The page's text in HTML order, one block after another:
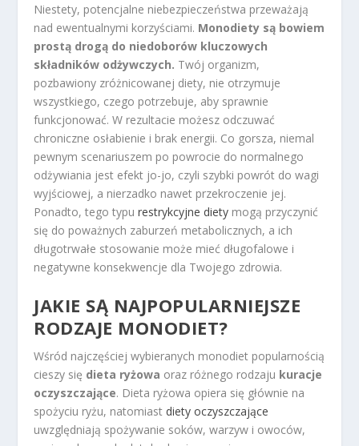
Niestety, potencjalne niebezpieczeństwa przeważają
nad ewentualnymi korzyściami. Monodiety są bowiem
prostą drogą do niedoborów kluczowych
składników odżywczych. Twój organizm,
pozbawiony zróżnicowanej diety, nie otrzymuje
wszystkiego, czego potrzebuje, aby sprawnie
funkcjonować. W rezultacie możesz odczuwać
chroniczne osłabienie i brak energii. Co gorsza, niemal
pewnym scenariuszem po powrocie do normalnego
odżywiania jest efekt jo-jo, czyli szybki powrót do wagi
wyjściowej, a nierzadko nawet przekroczenie jej.
Ponadto, tego typurestrykcyjne diety mogą przyczynić
się do poważnych zaburzeń metabolicznych, a ich
długotrwałe stosowanie może mieć długofalowe i
negatywne konsekwencje dla Twojego zdrowia.
JAKIE SĄ NAJPOPULARNIEJSZE
RODZAJE MONODIET?
Wśród najczęściej wybieranych monodiet popularnością
cieszy się dieta ryżowa oraz różnego rodzaju kuracje
oczyszczające. Dieta ryżowa opiera się głównie na
spożyciu ryżu, natomiast diety oczyszczające
uwzględniają spożywanie soków, warzyw i owoców,